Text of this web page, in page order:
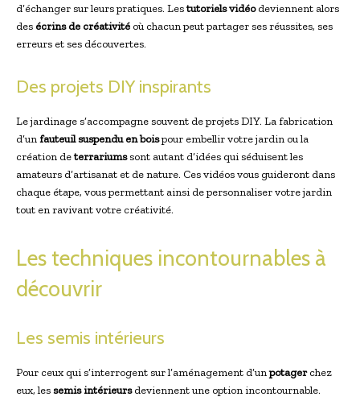
d’échanger sur leurs pratiques. Lestutoriels vidéodeviennent alors
des écrins de créativité où chacun peut partager ses réussites, ses
erreurs et ses découvertes.
Des projets DIY inspirants
Le jardinage s’accompagne souvent de projets DIY. La fabrication
d’unfauteuil suspendu en boispour embellir votre jardin ou la
création deterrariumssont autant d’idées qui séduisent les
amateurs d’artisanat et de nature. Ces vidéos vous guideront dans
chaque étape, vous permettant ainsi de personnaliser votre jardin
tout en ravivant votre créativité.
Les techniques incontournables à
découvrir
Les semis intérieurs
Pour ceux qui s’interrogent sur l’aménagement d’unpotagerchez
eux, lessemis intérieursdeviennent une option incontournable.